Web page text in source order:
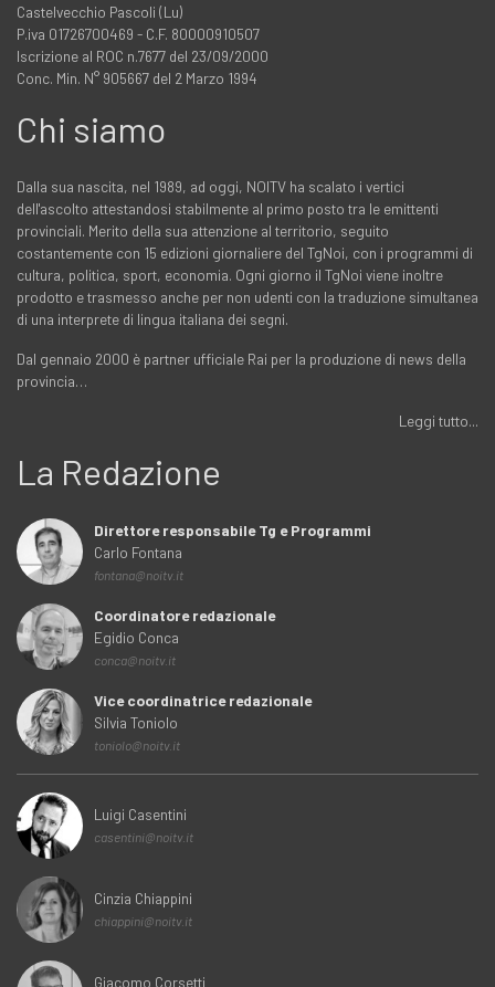
Castelvecchio Pascoli (Lu)
P.iva 01726700469 - C.F. 80000910507
Iscrizione al ROC n.7677 del 23/09/2000
Conc. Min. N° 905667 del 2 Marzo 1994
Chi siamo
Dalla sua nascita, nel 1989, ad oggi, NOITV ha scalato i vertici
dell'ascolto attestandosi stabilmente al primo posto tra le emittenti
provinciali. Merito della sua attenzione al territorio, seguito
costantemente con 15 edizioni giornaliere del TgNoi, con i programmi di
cultura, politica, sport, economia. Ogni giorno il TgNoi viene inoltre
prodotto e trasmesso anche per non udenti con la traduzione simultanea
di una interprete di lingua italiana dei segni.
Dal gennaio 2000 è partner ufficiale Rai per la produzione di news della
provincia…
Leggi tutto...
La Redazione
Direttore responsabile Tg e Programmi
Carlo Fontana
fontana@noitv.it
Coordinatore redazionale
Egidio Conca
conca@noitv.it
Vice coordinatrice redazionale
Silvia Toniolo
toniolo@noitv.it
Luigi Casentini
casentini@noitv.it
Cinzia Chiappini
chiappini@noitv.it
Giacomo Corsetti